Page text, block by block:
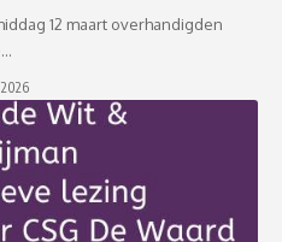
12 maart overhandigden